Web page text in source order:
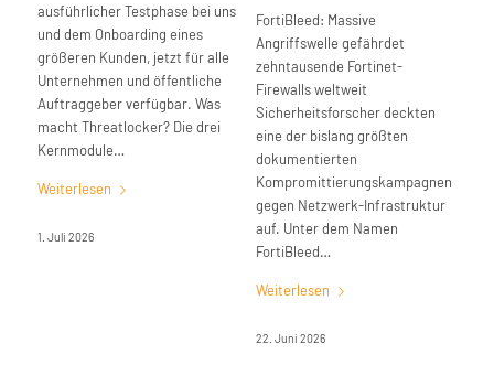
ausführlicher Testphase bei uns
und dem Onboarding eines
größeren Kunden, jetzt für alle
Unternehmen und öffentliche
Auftraggeber verfügbar. Was
macht Threatlocker? Die drei
Kernmodule…
Weiterlesen
1. Juli 2026
FortiBleed: Massive
Angriffswelle gefährdet
zehntausende Fortinet-
Firewalls weltweit
Sicherheitsforscher deckten
eine der bislang größten
dokumentierten
Kompromittierungskampagnen
gegen Netzwerk-Infrastruktur
auf. Unter dem Namen
FortiBleed…
Weiterlesen
22. Juni 2026